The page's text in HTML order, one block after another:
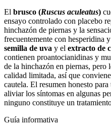
El brusco (Ruscus aculeatus)
ensayo controlado con placebo
hinchazón de piernas y la
frecuentemente con hesperidina
semilla de uva y el extracto de
contienen proantocianidinas y
de la hinchazón en piernas, pero
calidad limitada, así que
cautela. El resumen honesto
aliviar los síntomas en algunas
ninguno constituye un
Guía informativa